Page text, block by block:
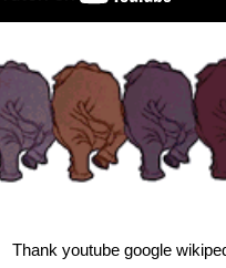
Thank youtube google